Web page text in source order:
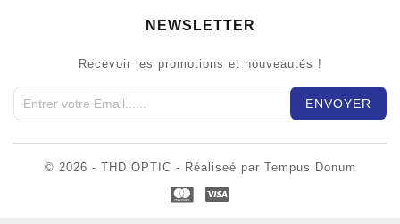
NEWSLETTER
Recevoir les promotions et nouveautés !
© 2026 - THD OPTIC - Réaliseé par Tempus Donum